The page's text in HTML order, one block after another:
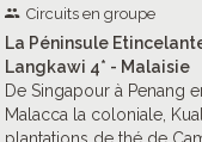
Circuits en groupe
La Péninsule
Langkawi 4* - Malaisie
De Singapour à Penang
Malacca la coloniale,